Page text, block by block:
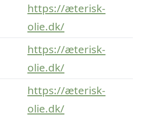
https://æterisk-
olie.dk/
https://æterisk-
olie.dk/
https://æterisk-
olie.dk/